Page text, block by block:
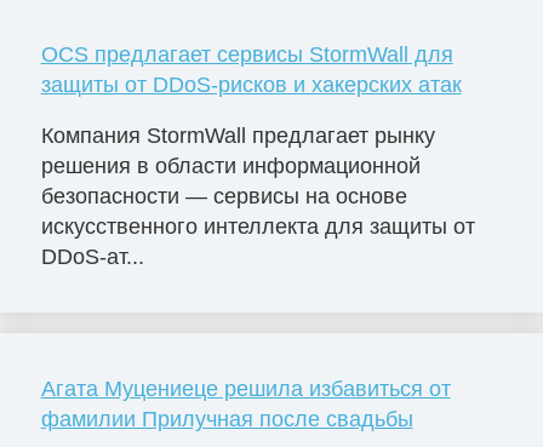
OCS предлагает сервисы StormWall для
защиты от DDoS-рисков и хакерских атак
Компания StormWall предлагает рынку
решения в области информационной
безопасности — сервисы на основе
искусственного интеллекта для защиты от
DDoS-ат...
Агата Муцениеце решила избавиться от
фамилии Прилучная после свадьбы